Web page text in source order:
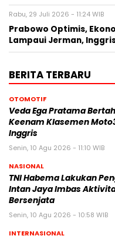
Rabu, 29 Juli 2026 - 11:24 WIB
Prabowo Optimis,
Lampaui Jerman,
BERITA TERBARU
OTOMOTIF
Veda Ega Pratama
Keenam Klasemen
Inggris
Senin, 10 Agu 2026 - 11:10 WIB
NASIONAL
TNI Habema Lakukan
Intan Jaya Imbas
Bersenjata
Senin, 10 Agu 2026 - 10:58 WIB
INTERNASIONAL